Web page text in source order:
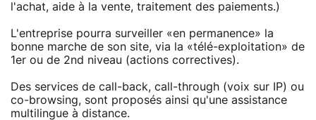
l'achat, aide à la vente, traitement des paiements.)
L'entreprise pourra surveiller «en permanence» la
bonne marche de son site, via la «télé-exploitation» de
1er ou de 2nd niveau (actions correctives).
Des services de call-back, call-through (voix sur IP) ou
co-browsing, sont proposés ainsi qu'une assistance
multilingue à distance.